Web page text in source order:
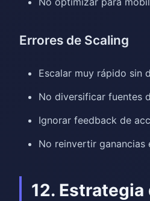
Errores de Scaling
Escalar muy rápido sin
No diversificar fuentes
Ignorar feedback de
No reinvertir ganancias
12.